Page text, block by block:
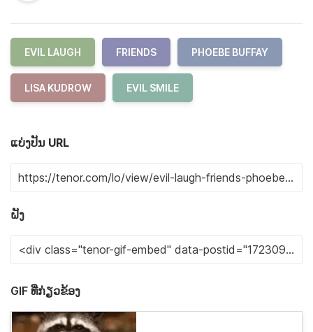
EVIL LAUGH FRIENDS PHOEBE BUFFAY
LISA KUDROW EVIL SMILE
ແບ່ງປັນ URL
ຝັງ
GIF ທີ່ກ່ຽວຂ້ອງ